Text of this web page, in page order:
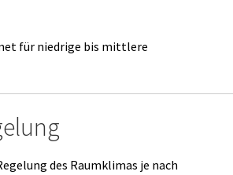
für niedrige bis mittlere
des Raumklimas je nach